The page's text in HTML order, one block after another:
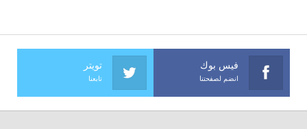
فيس بوك
انضم لصفحتنا
تويتر
تابعنا